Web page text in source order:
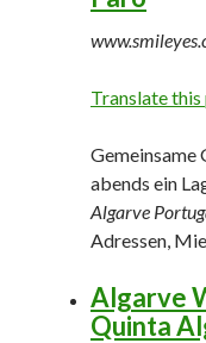
Translate this
Gemeinsame
abends ein
Algarve
Adressen,
Algarve
Quinta